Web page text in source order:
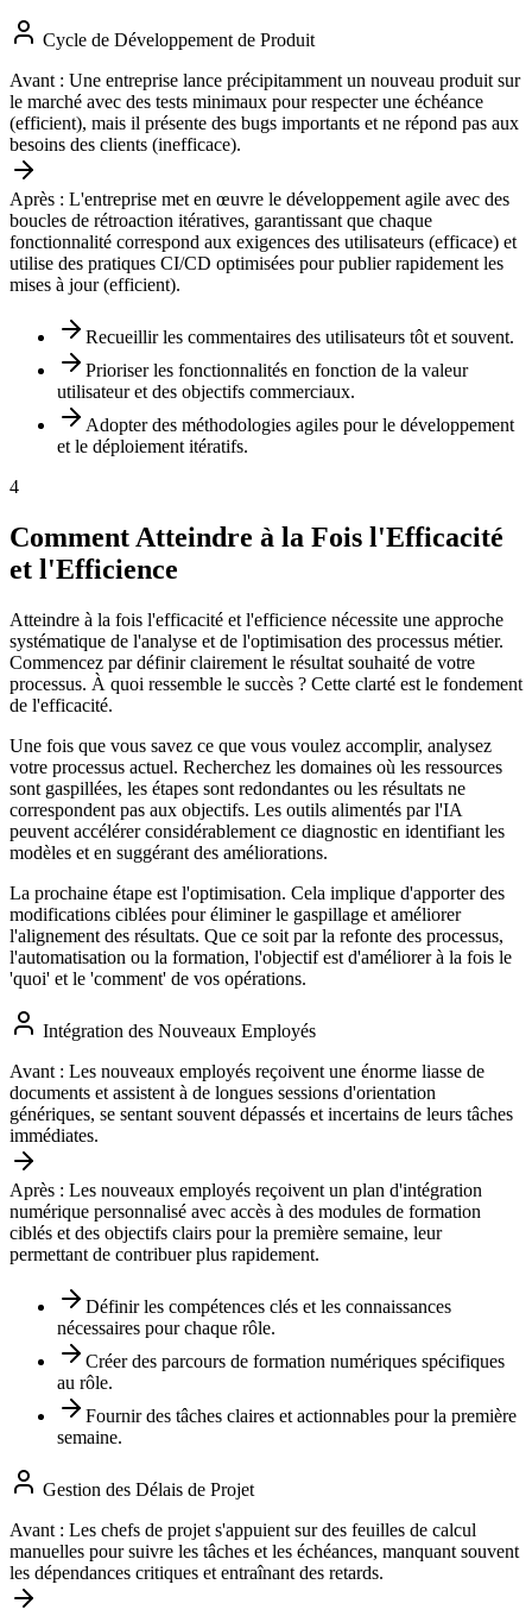
Cycle de Développement de Produit
Avant : Une entreprise lance précipitamment un nouveau produit sur
le marché avec des tests minimaux pour respecter une échéance
(efficient), mais il présente des bugs importants et ne répond pas aux
besoins des clients (inefficace).
Après : L'entreprise met en œuvre le développement agile avec des
boucles de rétroaction itératives, garantissant que chaque
fonctionnalité correspond aux exigences des utilisateurs (efficace) et
utilise des pratiques CI/CD optimisées pour publier rapidement les
mises à jour (efficient).
Recueillir les commentaires des utilisateurs tôt et souvent.
Prioriser les fonctionnalités en fonction de la valeur
utilisateur et des objectifs commerciaux.
Adopter des méthodologies agiles pour le développement
et le déploiement itératifs.
4
Comment Atteindre à la Fois l'Efficacité
et l'Efficience
Atteindre à la fois l'efficacité et l'efficience nécessite une approche
systématique de l'analyse et de l'optimisation des processus métier.
Commencez par définir clairement le résultat souhaité de votre
processus. À quoi ressemble le succès ? Cette clarté est le fondement
de l'efficacité.
Une fois que vous savez ce que vous voulez accomplir, analysez
votre processus actuel. Recherchez les domaines où les ressources
sont gaspillées, les étapes sont redondantes ou les résultats ne
correspondent pas aux objectifs. Les outils alimentés par l'IA
peuvent accélérer considérablement ce diagnostic en identifiant les
modèles et en suggérant des améliorations.
La prochaine étape est l'optimisation. Cela implique d'apporter des
modifications ciblées pour éliminer le gaspillage et améliorer
l'alignement des résultats. Que ce soit par la refonte des processus,
l'automatisation ou la formation, l'objectif est d'améliorer à la fois le
'quoi' et le 'comment' de vos opérations.
Intégration des Nouveaux Employés
Avant : Les nouveaux employés reçoivent une énorme liasse de
documents et assistent à de longues sessions d'orientation
génériques, se sentant souvent dépassés et incertains de leurs tâches
immédiates.
Après : Les nouveaux employés reçoivent un plan d'intégration
numérique personnalisé avec accès à des modules de formation
ciblés et des objectifs clairs pour la première semaine, leur
permettant de contribuer plus rapidement.
Définir les compétences clés et les connaissances
nécessaires pour chaque rôle.
Créer des parcours de formation numériques spécifiques
au rôle.
Fournir des tâches claires et actionnables pour la première
semaine.
Gestion des Délais de Projet
Avant : Les chefs de projet s'appuient sur des feuilles de calcul
manuelles pour suivre les tâches et les échéances, manquant souvent
les dépendances critiques et entraînant des retards.